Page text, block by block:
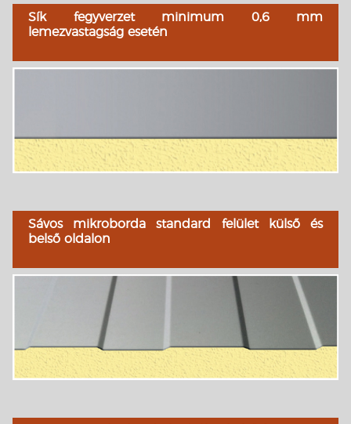
Sík fegyverzet minimum 0,6 mm
lemezvastagság esetén
Sávos mikroborda standard felület külső és
belső oldalon